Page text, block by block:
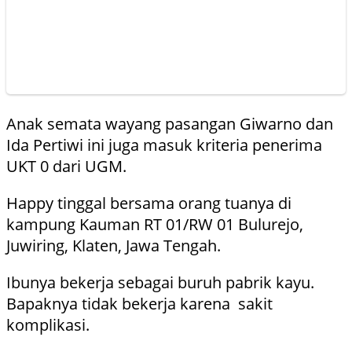
Anak semata wayang pasangan Giwarno dan
Ida Pertiwi ini juga masuk kriteria penerima
UKT 0 dari UGM.
Happy tinggal bersama orang tuanya di
kampung Kauman RT 01/RW 01 Bulurejo,
Juwiring, Klaten, Jawa Tengah.
Ibunya bekerja sebagai buruh pabrik kayu.
Bapaknya tidak bekerja karena sakit
komplikasi.